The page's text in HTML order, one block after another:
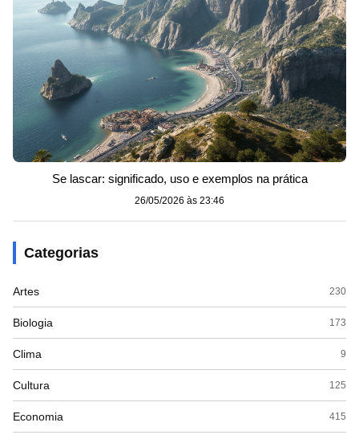
Se lascar: significado, uso e exemplos na prática
26/05/2026 às 23:46
Categorias
Artes 230
Biologia 173
Clima 9
Cultura 125
Economia 415